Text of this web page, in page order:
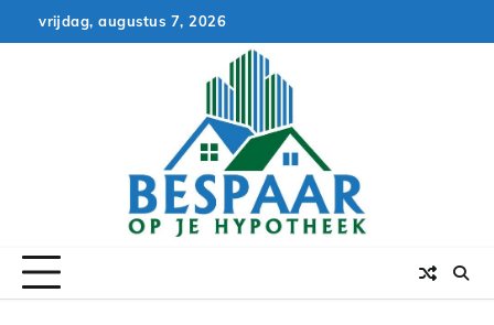
to
vrijdag, augustus 7, 2026